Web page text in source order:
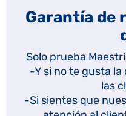
Garantía de
Solo prueba
-Y si no te gusta la
las
-Si sientes que